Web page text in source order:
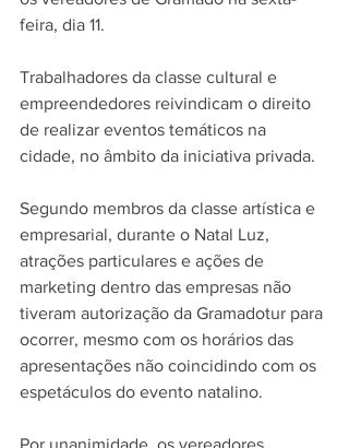
feira, dia 11.
Trabalhadores da classe cultural e
empreendedores reivindicam o direito
de realizar eventos temáticos na
cidade, no âmbito da iniciativa privada.
Segundo membros da classe artística e
empresarial, durante o Natal Luz,
atrações particulares e ações de
marketing dentro das empresas não
tiveram autorização da Gramadotur para
ocorrer, mesmo com os horários das
apresentações não coincidindo com os
espetáculos do evento natalino.
Por unanimidade, os vereadores